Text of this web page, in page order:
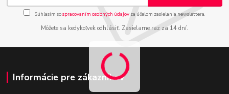
Súhlasím sospracovaním osobných údajov za účelom zasielania newslettera.
Môžete sa kedykoľvek odhlásiť. Zasielame raz za 14 dní.
Informácie pre zákazníkov